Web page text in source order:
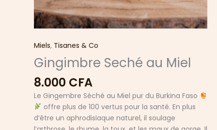
Miels, Tisanes & Co
Gingimbre Seché au Miel
8.000 CFA
Le Gingembre Séché au Miel pur du Burkina Faso
offre plus de 100 vertus pour la santé. En plus
d’être un aphrodisiaque naturel, il soulage